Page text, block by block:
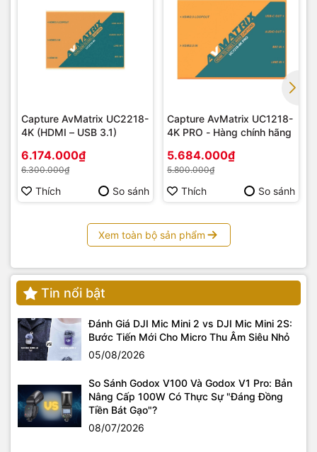
Capture AvMatrix UC2218-
4K (HDMI – USB 3.1)
6.174.000₫
6.300.000₫
Thích So sánh
Capture AvMatrix UC1218-
4K PRO - Hàng chính hãng
5.684.000₫
5.800.000₫
Thích So sánh
Xem toàn bộ sản phẩm
Tin nổi bật
Đánh Giá DJI Mic Mini 2 vs DJI Mic Mini 2S:
Bước Tiến Mới Cho Micro Thu Âm Siêu Nhỏ
05/08/2026
So Sánh Godox V100 Và Godox V1 Pro: Bản
Nâng Cấp 100W Có Thực Sự "Đáng Đồng
Tiền Bát Gạo"?
08/07/2026